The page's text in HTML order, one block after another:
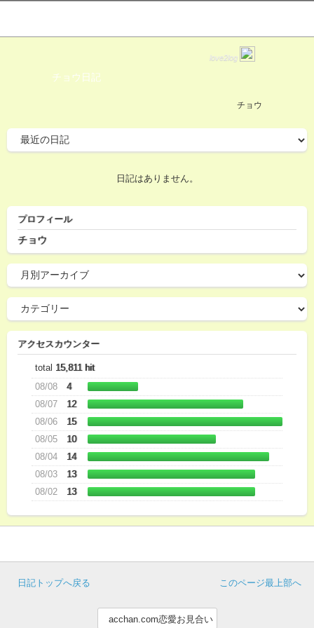
love2log
チョウ日記
チョウ
日記はありません。
プロフィール
チョウ
アクセスカウンター
total 15,811 hit
08/08
4
08/07
12
08/06
15
08/05
10
08/04
14
08/03
13
08/02
13
このページ最上部へ
日記トップへ戻る